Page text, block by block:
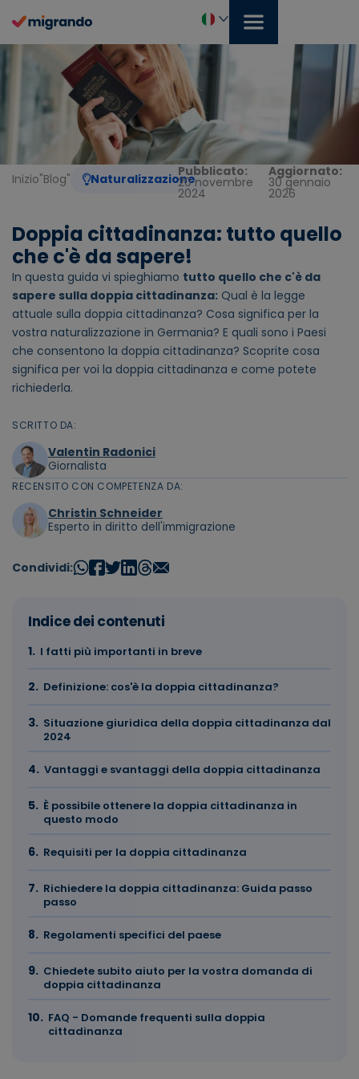
contenuto
Italiano
Inizio"Blog" NaturalizzazionePubblicato:
20 novembre
2024
Aggiornato:
30 gennaio
2026
Doppia cittadinanza: tutto quello
che c'è da sapere!
In questa guida vi spieghiamo tutto quello che c'è da
sapere sulla doppia cittadinanza: Qual è la legge
attuale sulla doppia cittadinanza? Cosa significa per la
vostra naturalizzazione in Germania? E quali sono i Paesi
che consentono la doppia cittadinanza? Scoprite cosa
significa per voi la doppia cittadinanza e come potete
richiederla.
SCRITTO DA:
Valentin Radonici
Giornalista
RECENSITO CON COMPETENZA DA:
Christin Schneider
Esperto in diritto dell'immigrazione
Condividi:
Indice dei contenuti
I fatti più importanti in breve
Definizione: cos'è la doppia cittadinanza?
Situazione giuridica della doppia cittadinanza dal
2024
Vantaggi e svantaggi della doppia cittadinanza
È possibile ottenere la doppia cittadinanza in
questo modo
Requisiti per la doppia cittadinanza
Richiedere la doppia cittadinanza: Guida passo
passo
Regolamenti specifici del paese
Chiedete subito aiuto per la vostra domanda di
doppia cittadinanza
FAQ - Domande frequenti sulla doppia
cittadinanza